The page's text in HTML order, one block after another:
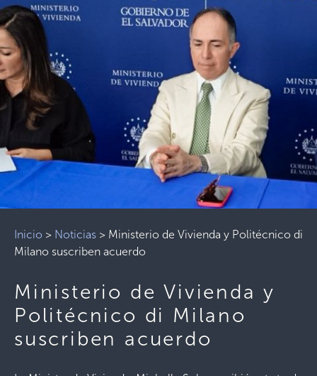
Inicio > Noticias > Ministerio de Vivienda y Politécnico di
Milano suscriben acuerdo
Ministerio de Vivienda y
Politécnico di Milano
suscriben acuerdo